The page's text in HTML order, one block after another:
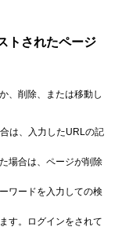
トされたページ
、削除、または移動し
は、入力したURLの記
場合は、ページが削除
ワードを入力しての検
す。ログインをされて